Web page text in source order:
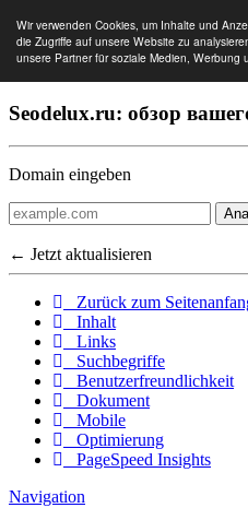
Wir verwenden Cookies, um Inhalte und
die Zugriffe auf unsere Website zu
unsere Partner für soziale Medien, Werbung
Seodelux.ru: обзор
Domain eingeben
← Jetzt aktualisieren
Zurück zum
Inhalt
Links
Suchbegriffe
Benutzerfreundlichkeit
Dokument
Mobile
Optimierung
PageSpeed Insights
Navigation